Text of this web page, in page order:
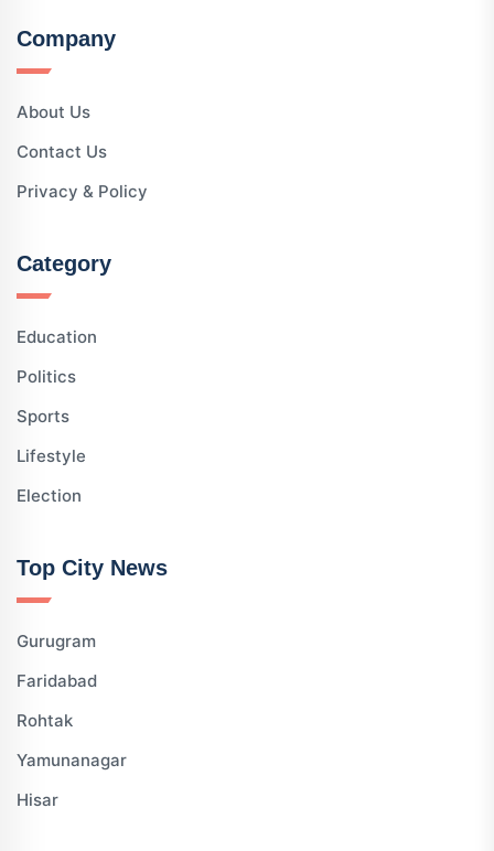
Company
About Us
Contact Us
Privacy & Policy
Category
Education
Politics
Sports
Lifestyle
Election
Top City News
Gurugram
Faridabad
Rohtak
Yamunanagar
Hisar